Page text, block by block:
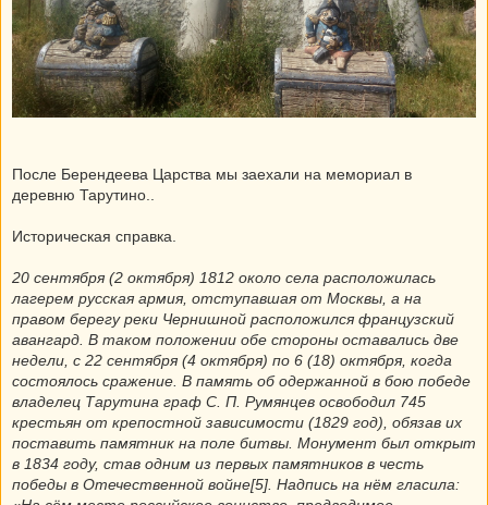
После Берендеева Царства мы заехали на мемориал в
деревню Тарутино..
Историческая справка.
20 сентября (2 октября) 1812 около села расположилась
лагерем русская армия, отступавшая от Москвы, а на
правом берегу реки Чернишной расположился французский
авангард. В таком положении обе стороны оставались две
недели, с 22 сентября (4 октября) по 6 (18) октября, когда
состоялось сражение. В память об одержанной в бою победе
владелец Тарутина граф С. П. Румянцев освободил 745
крестьян от крепостной зависимости (1829 год), обязав их
поставить памятник на поле битвы. Монумент был открыт
в 1834 году, став одним из первых памятников в честь
победы в Отечественной войне[5]. Надпись на нём гласила: